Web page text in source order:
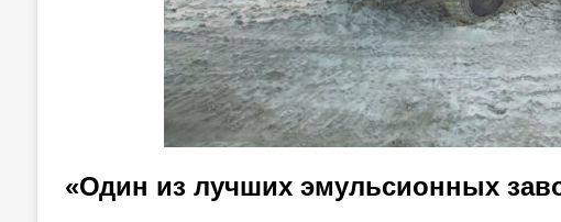
«Один из лучших эмульсионных